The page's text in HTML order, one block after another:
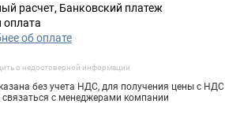
расчет, Банковский платеж
оплата
об оплате
о недостоверной информации
без учета НДС, для получения цены с НДС
связаться с менеджерами компании